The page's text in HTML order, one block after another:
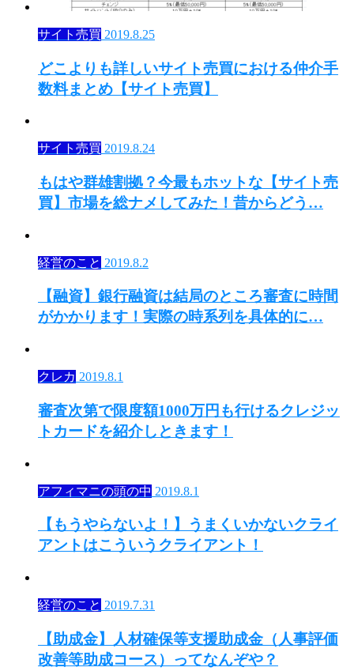
サイト売買 2019.8.25
どこよりも詳しいサイト売買における仲介手
数料まとめ【サイト売買】
サイト売買 2019.8.24
もはや群雄割拠？今最もホットな【サイト売
買】市場を総ナメしてみた！昔からどう…
経営のこと 2019.8.2
【融資】銀行融資は結局のところ審査に時間
がかかります！実際の時系列を具体的に…
クレカ 2019.8.1
審査次第で限度額1000万円も行けるクレジッ
トカードを紹介しときます！
アフィマニの頭の中 2019.8.1
【もうやらないよ！】うまくいかないクライ
アントはこういうクライアント！
経営のこと 2019.7.31
【助成金】人材確保等支援助成金（人事評価
改善等助成コース）ってなんぞや？